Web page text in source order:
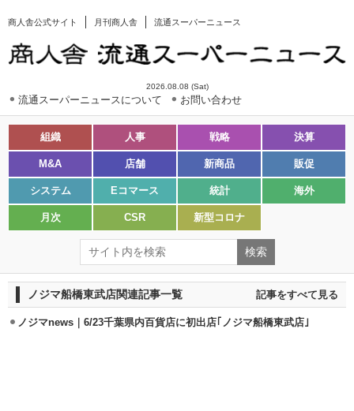
商人舎公式サイト 月刊商人舎 流通スーパーニュース
2026.08.08 (Sat)
流通スーパーニュースについて お問い合わせ
組織 人事 戦略 決算
M&A 店舗 新商品 販促
システム Eコマース 統計 海外
月次 CSR 新型コロナ
ノジマ船橋東武店関連記事一覧 記事をすべて見る
ノジマnews｜6/23千葉県内百貨店に初出店｢ノジマ船橋東武店｣